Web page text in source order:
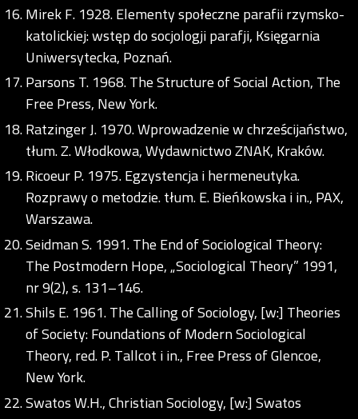
Mirek F. 1928. Elementy społeczne parafii rzymsko-
katolickiej: wstęp do socjologji parafji, Księgarnia
Uniwersytecka, Poznań.
Parsons T. 1968. The Structure of Social Action, The
Free Press, New York.
Ratzinger J. 1970. Wprowadzenie w chrześcijaństwo,
tłum. Z. Włodkowa, Wydawnictwo ZNAK, Kraków.
Ricoeur P. 1975. Egzystencja i hermeneutyka.
Rozprawy o metodzie. tłum. E. Bieńkowska i in., PAX,
Warszawa.
Seidman S. 1991. The End of Sociological Theory:
The Postmodern Hope, „Sociological Theory” 1991,
nr 9(2), s. 131–146.
Shils E. 1961. The Calling of Sociology, [w:] Theories
of Society: Foundations of Modern Sociological
Theory, red. P. Tallcot i in., Free Press of Glencoe,
New York.
Swatos W.H., Christian Sociology, [w:] Swatos